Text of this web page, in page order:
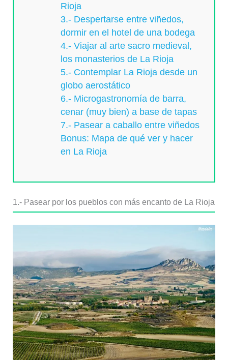
Rioja
3.- Despertarse entre viñedos,
dormir en el hotel de una bodega
4.- Viajar al arte sacro medieval,
los monasterios de La Rioja
5.- Contemplar La Rioja desde un
globo aerostático
6.- Microgastronomía de barra,
cenar (muy bien) a base de tapas
7.- Pasear a caballo entre viñedos
Bonus: Mapa de qué ver y hacer
en La Rioja
1.- Pasear por los pueblos con más encanto de La Rioja